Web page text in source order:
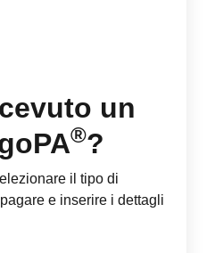
un
®?
il tipo di
e inserire i dettagli